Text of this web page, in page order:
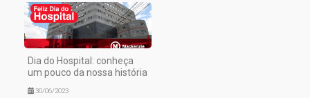
Dia do Hospital: conheça
um pouco da nossa história
30/06/2023